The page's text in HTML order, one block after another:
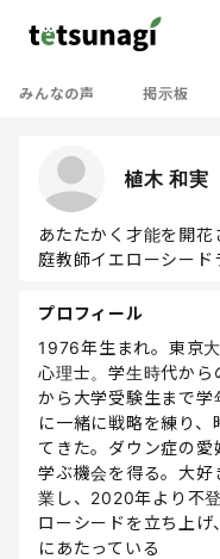
みんなの声 掲示板
植木 和実
あたたかく才能を開
庭教師イエローシード
プロフィール
1976年生まれ。東京
心理士。学生時代か
から大学受験生まで
に一緒に戦略を練り
てきた。ダウン症の
学ぶ機会を得る。大好
業し、2020年より不
ローシードを立ち上
にあたっている